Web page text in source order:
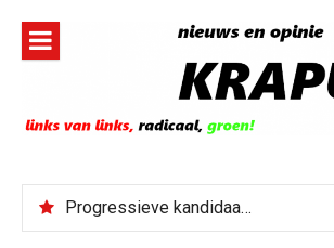
inhoud
Progressieve kandidaat El-Sayed senaatskandidaat Michigan